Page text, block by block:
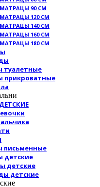
МАТРАЦЫ 90 СМ
МАТРАЦЫ 120 СМ
МАТРАЦЫ 140 СМ
МАТРАЦЫ 160 СМ
МАТРАЦЫ 180 СМ
туалетные
прикроватные
ДЕТСКИЕ
письменные
детские
детские
детские